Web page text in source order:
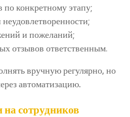
по конкретному этапу;
и пожеланий;
отзывов ответственным.
вручную регулярно, но
автоматизацию.
сотрудников